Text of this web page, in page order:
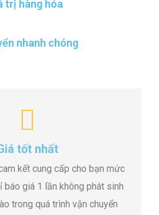
trị hàng hóa
nhanh chóng
tốt nhất
kết cung cấp cho bạn mức
báo giá 1 lần không phát sinh
trong quá trình vận chuyển